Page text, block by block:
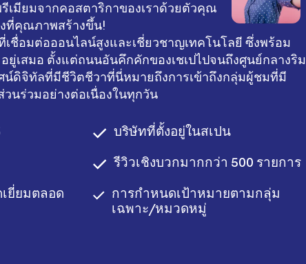
เมียมจากคอสตาริกาของเราด้วยตัวคุณ
ที่คุณภาพสร้างขึ้น!
ชื่อมต่อออนไลน์สูงและเชี่ยวชาญเทคโนโลยี ซึ่งพร้อม
ยู่เสมอ ตั้งแต่ถนนอันคึกคักของเชเปไปจนถึงศูนย์กลางริม
น์ดิจิทัลที่มีชีวิตชีวาที่นี่หมายถึงการเข้าถึงกลุ่มผู้ชมที่มี
นร่วมอย่างต่อเนื่องในทุกวัน
ยี่ยมตลอด
บริษัทที่ตั้งอยู่ในสเปน
รีวิวเชิงบวกมากกว่า 500 รายการ
การกำหนดเป้าหมายตามกลุ่ม
เฉพาะ/หมวดหมู่